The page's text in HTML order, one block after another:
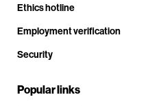
Ethics hotline
Employment verification
Security
Popular links